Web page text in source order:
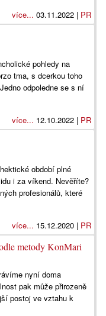
více... 03.11.2022 | PR
pohledy na
tma, s dcerkou toho
odpoledne se s ní
více... 12.10.2022 | PR
období plné
i za víkend. Nevěříte?
profesionálů, které
více... 15.12.2020 | PR
metody KonMari
nyní doma
pak může přirozeně
postoj ve vztahu k